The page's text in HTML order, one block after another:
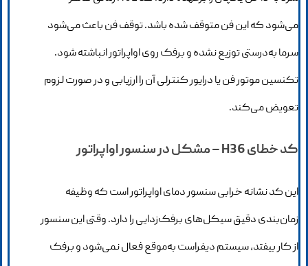
می‌شود که این فن متوقف شده باشد. توقف فن باعث می‌شود
سرما به‌درستی توزیع نشده و برفک روی اواپراتور انباشته شود.
تکنسین موتور فن یا درایور کنترلی آن را ارزیابی و در صورت لزوم
تعویض می‌کند.
کد خطای H36 – مشکل در سنسور اواپراتور
این کد نشانه خرابی سنسور دمای اواپراتور است که وظیفه
زمان‌بندی دقیق سیکل‌های برفک‌زدایی را دارد. وقتی این سنسور
از کار بیفتد، سیستم دیفراست به‌موقع فعال نمی‌شود و برفک